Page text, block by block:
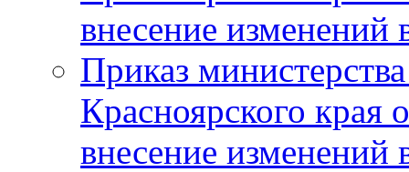
внесение изменений
Приказ
Красноярского
внесение изменений